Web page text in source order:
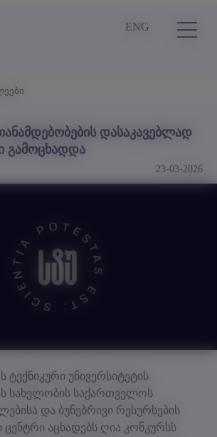
ENG
დასაკავებლად
გამოცხადდა
23-03-2026
უნივერსიტეტის
სახელობის საქართველოს
და ბუნებრივი რესურსების
აცხადებს ღია კონკურსს